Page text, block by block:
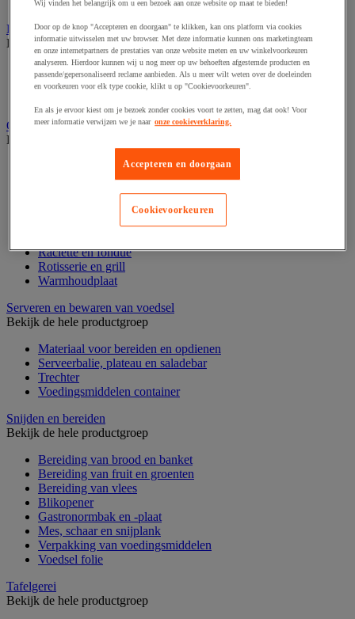
Koelapparatuur
Bekijk de hele productgroep
Koelkast en diepvries
Vitrine en koelapparatuur
Oven en kooktoestel
Bekijk de hele productgroep
Afzuigkap en filter
Barbecue en toebehoren
Eier- en pastakoker
Gasformuis en kookplaat
Raclette en fondue
Rotisserie en grill
Warmhoudplaat
Serveren en bewaren van voedsel
Bekijk de hele productgroep
Materiaal voor bereiden en opdienen
Serveerbalie, plateau en saladebar
Trechter
Voedingsmiddelen container
Snijden en bereiden
Bekijk de hele productgroep
Bereiding van brood en banket
Bereiding van fruit en groenten
Bereiding van vlees
Blikopener
Gastronormbak en -plaat
Mes, schaar en snijplank
Verpakking van voedingsmiddelen
Voedsel folie
Tafelgerei
Bekijk de hele productgroep
Wij vinden het belangrijk om u een bezoek aan onze website op maat te bieden!
Door op de knop "Accepteren en doorgaan" te klikken, kan ons platform via cookies
informatie uitwisselen met uw browser. Met deze informatie kunnen ons marketingteam
en onze internetpartners de prestaties van onze website meten en uw winkelvoorkeuren
analyseren. Hierdoor kunnen wij u nog meer op uw behoeften afgestemde producten en
passende/gepersonaliseerd reclame aanbieden. Als u meer wilt weten over de doeleinden
en voorkeuren voor elk type cookie, klikt u op "Cookievoorkeuren".
En als je ervoor kiest om je bezoek zonder cookies voort te zetten, mag dat ook! Voor
meer informatie verwijzen we je naar onze cookieverklaring.
Accepteren en doorgaan
Cookievoorkeuren